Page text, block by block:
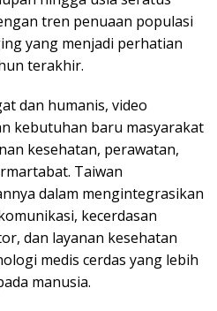
tren penuaan populasi
yang menjadi perhatian
terakhir.
dan humanis, video
kebutuhan baru masyarakat
kesehatan, perawatan,
Taiwan
dalam mengintegrasikan
kecerdasan
dan layanan kesehatan
medis cerdas yang lebih
manusia.